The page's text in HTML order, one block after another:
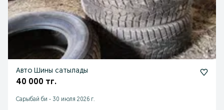
Авто Шины сатылады
40 000 тг.
Сарыбай би - 30 июля 2026 г.